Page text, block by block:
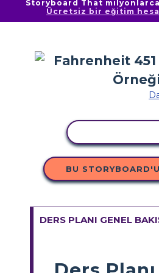
Storyboard That
Ücretsiz bir eğitim
BU
DERS PLANI GENEL